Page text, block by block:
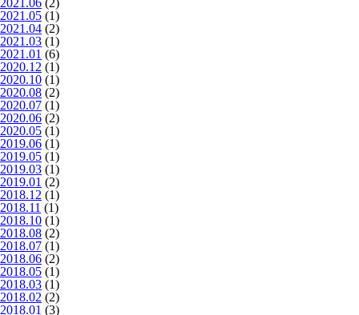
2021.06 (2)
2021.05 (1)
2021.04 (2)
2021.03 (1)
2021.01 (6)
2020.12 (1)
2020.10 (1)
2020.08 (2)
2020.07 (1)
2020.06 (2)
2020.05 (1)
2019.06 (1)
2019.05 (1)
2019.03 (1)
2019.01 (2)
2018.12 (1)
2018.11 (1)
2018.10 (1)
2018.08 (2)
2018.07 (1)
2018.06 (2)
2018.05 (1)
2018.03 (1)
2018.02 (2)
2018.01 (3)